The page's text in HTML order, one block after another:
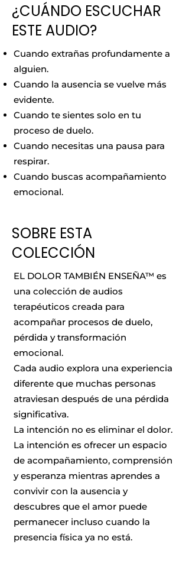
¿CUÁNDO ESCUCHAR
ESTE AUDIO?
Cuando extrañas profundamente a
alguien.
Cuando la ausencia se vuelve más
evidente.
Cuando te sientes solo en tu
proceso de duelo.
Cuando necesitas una pausa para
respirar.
Cuando buscas acompañamiento
emocional.
SOBRE ESTA
COLECCIÓN
EL DOLOR TAMBIÉN ENSEÑA™ es
una colección de audios
terapéuticos creada para
acompañar procesos de duelo,
pérdida y transformación
emocional.
Cada audio explora una experiencia
diferente que muchas personas
atraviesan después de una pérdida
significativa.
La intención no es eliminar el dolor.
La intención es ofrecer un espacio
de acompañamiento, comprensión
y esperanza mientras aprendes a
convivir con la ausencia y
descubres que el amor puede
permanecer incluso cuando la
presencia física ya no está.